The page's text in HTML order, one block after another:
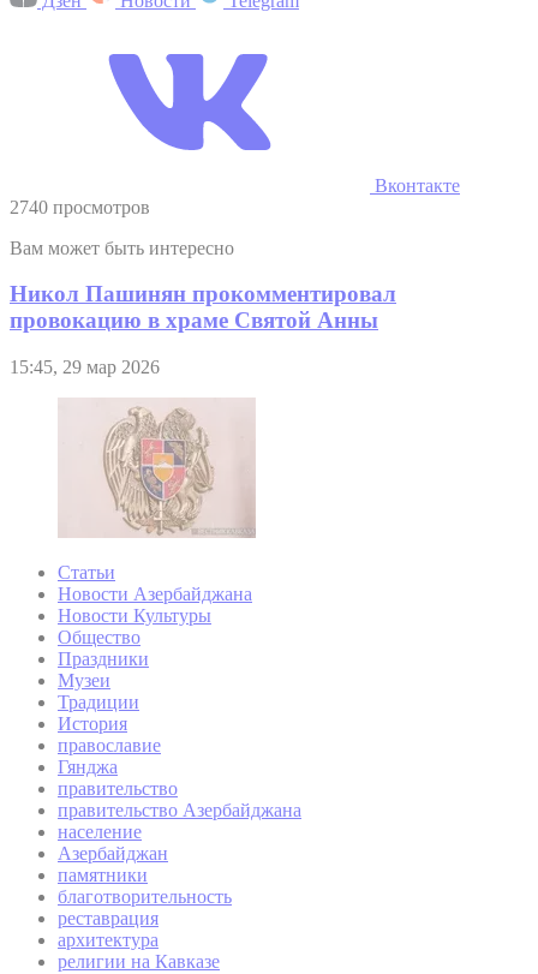
Вконтакте
2740 просмотров
Вам может быть интересно
Никол Пашинян прокомментировал
провокацию в храме Святой Анны
15:45, 29 мар 2026
Статьи
Новости Азербайджана
Новости Культуры
Общество
Праздники
Музеи
Традиции
История
православие
Гянджа
правительство
правительство Азербайджана
население
Азербайджан
памятники
благотворительность
реставрация
архитектура
религии на Кавказе